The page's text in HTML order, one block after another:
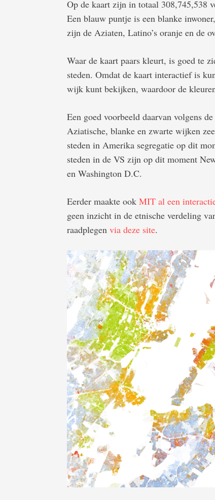
Op de kaart zijn in totaal 308,745,538
Een blauw puntje is een blanke
zijn de Aziaten, Latino’s oranje en de
Waar de kaart paars kleurt, is goed te
steden. Omdat de kaart interactief is
wijk kunt bekijken, waardoor de
Een goed voorbeeld daarvan volgens
Aziatische, blanke en zwarte wijken
steden in Amerika segregatie op dit
steden in de VS zijn op dit moment
en Washington D.C.
Eerder maakte ook MIT al een
geen inzicht in de etnische verdeling
raadplegen via deze site.